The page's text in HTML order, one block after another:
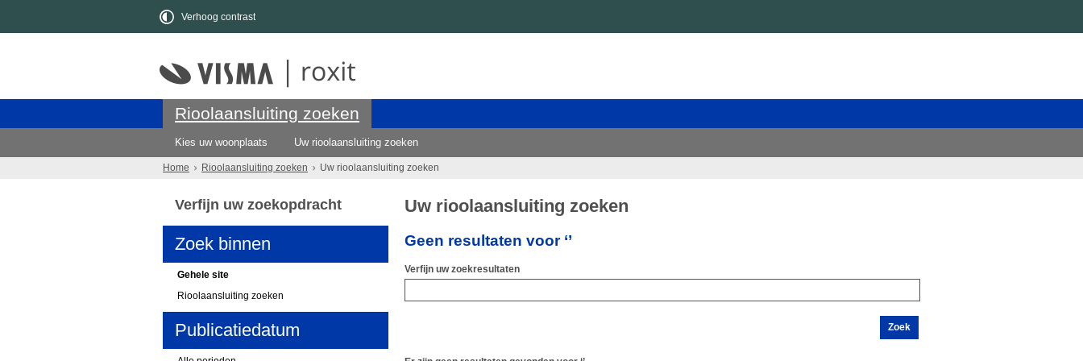
Verhoog contrast
Rioolaansluiting zoeken
Kies uw woonplaats Uw rioolaansluiting zoeken
Home Rioolaansluiting zoeken Uw rioolaansluiting zoeken
Uw rioolaansluiting zoeken
Geen resultaten voor ‘’
Verfijn uw zoekresultaten
Verfijn uw zoekopdracht
Zoek binnen
Gehele site
Rioolaansluiting zoeken
Publicatiedatum